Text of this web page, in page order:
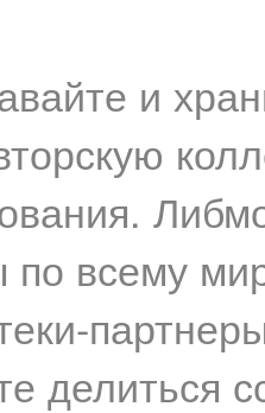
и
по всему
делиться